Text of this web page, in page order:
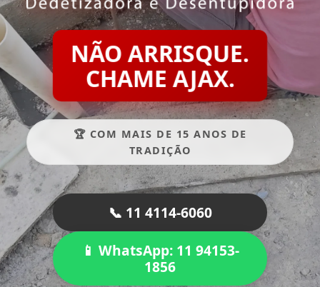
NÃO ARRISQUE.
CHAME AJAX.
🏆 COM MAIS DE 15 ANOS DE
TRADIÇÃO
📞 11 4114-6060
📱 WhatsApp: 11 94153-
1856